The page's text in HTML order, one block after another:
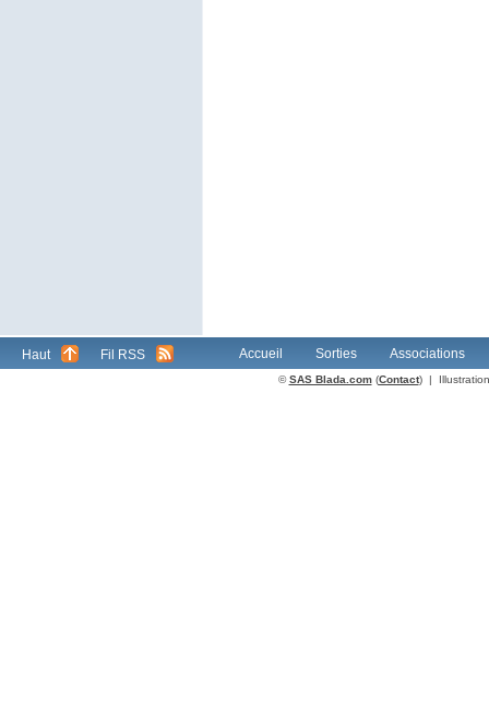
Haut Fil RSS Accueil Sorties Associations
©SAS Blada.com(Contact) |